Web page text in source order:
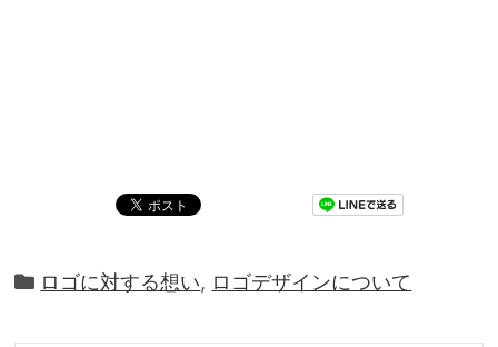
ロゴに対する想い, ロゴデザインについて